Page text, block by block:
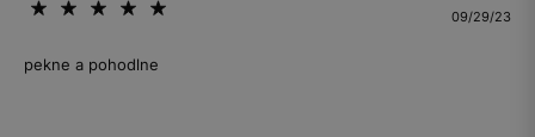
09/29/23
pekne a pohodlne